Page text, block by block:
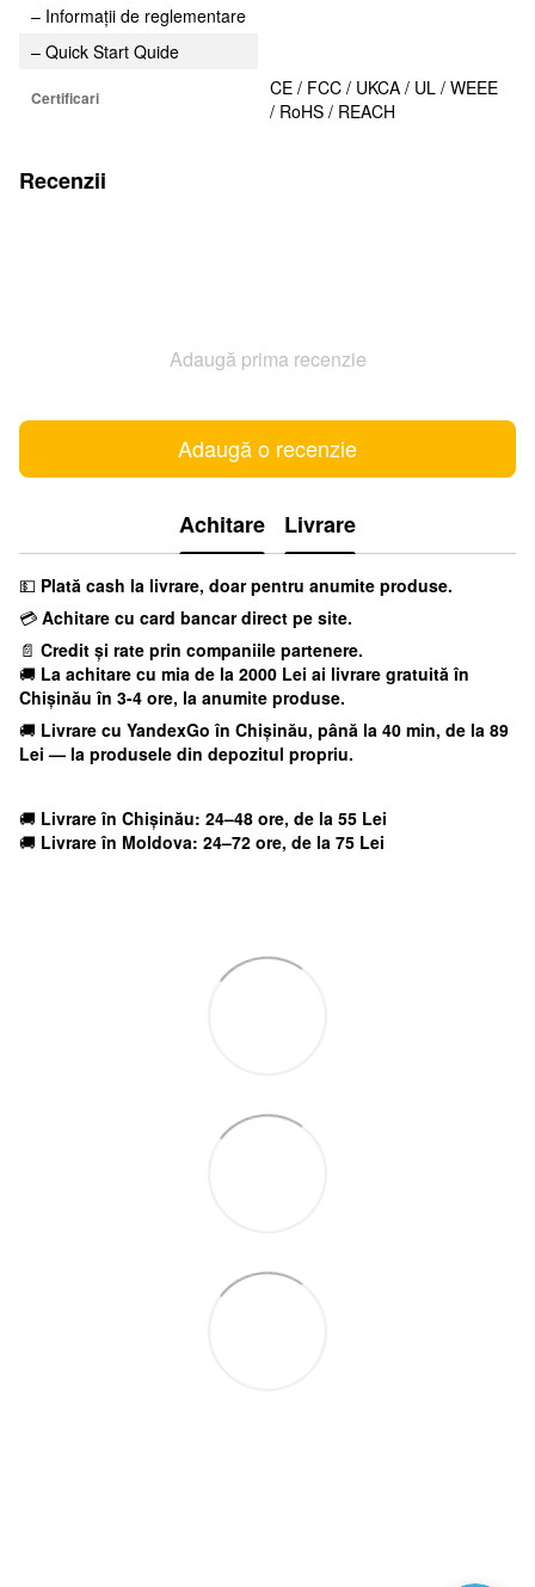
– Informații de reglementare
– Quick Start Quide
Certificari
CE / FCC / UKCA / UL / WEEE
/ RoHS / REACH
Recenzii
Adaugă prima recenzie
Adaugă o recenzie
Achitare Livrare
💵 Plată cash la livrare, doar pentru anumite produse.
💳 Achitare cu card bancar direct pe site.
📄 Credit și rate prin companiile partenere.
🚚 La achitare cu mia de la 2000 Lei ai livrare gratuită în
Chișinău în 3-4 ore, la anumite produse.
🚚 Livrare cu YandexGo în Chișinău, până la 40 min, de la 89
Lei — la produsele din depozitul propriu.
🚚 Livrare în Chișinău: 24–48 ore, de la 55 Lei
🚚 Livrare în Moldova: 24–72 ore, de la 75 Lei